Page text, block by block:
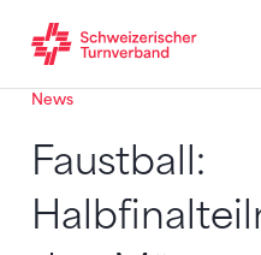
Zum Inhalt springen
Zur Sitemap navigieren
Zum Navigieren dieser
News
Faustball: